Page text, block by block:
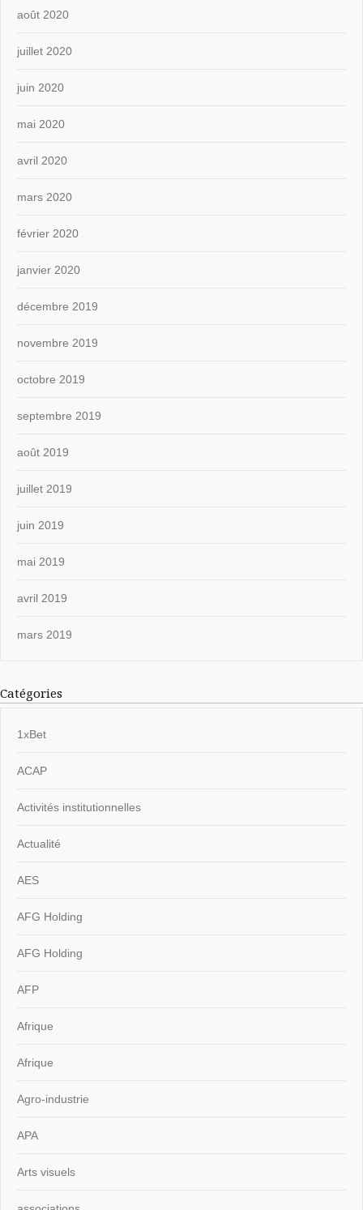
août 2020
juillet 2020
juin 2020
mai 2020
avril 2020
mars 2020
février 2020
janvier 2020
décembre 2019
novembre 2019
octobre 2019
septembre 2019
août 2019
juillet 2019
juin 2019
mai 2019
avril 2019
mars 2019
Catégories
1xBet
ACAP
Activités institutionnelles
Actualité
AES
AFG Holding
AFG Holding
AFP
Afrique
Afrique
Agro-industrie
APA
Arts visuels